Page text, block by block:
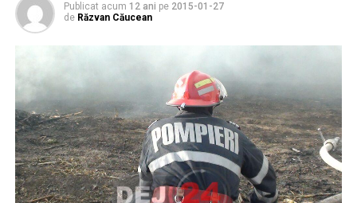
Publicat acum 12 ani pe 2015-01-27
de Răzvan Căucean